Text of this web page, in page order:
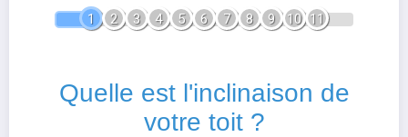
1 2 3 4 5 6 7 8 9 10 11
Quelle est l'inclinaison de
votre toit ?